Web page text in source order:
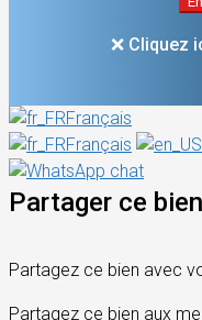
❌ Cliquez
Français
Français
Partager ce bien
Partagez ce bien avec
Partagez ce bien aux